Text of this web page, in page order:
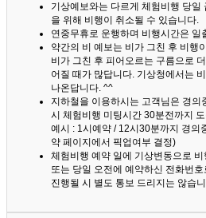
기상예보와는 다르게 체험비행 당일
을 위해 비행이 취소될 수 있습니다.
연중무휴로 운행하며 비행시간은 일
약간의 비 예보는 비가 그친 후 비행
비가 그친 후 피어오르는 구름으로
어질 때가 많답니다. 기상청에서는
나온답니다. ^^
지하철을 이용하시는 고객님은 경
시 체험비행 미팅시간 30분전까지
예시 : 1시예약 / 12시30분까지 경의
약 페이지에서 픽업여부 결정)
체험비행 예약 일에 기상변동으로
또는 당일 오전에 예약하신 전화번
진행될 시 별도 통보 드리지는 않습